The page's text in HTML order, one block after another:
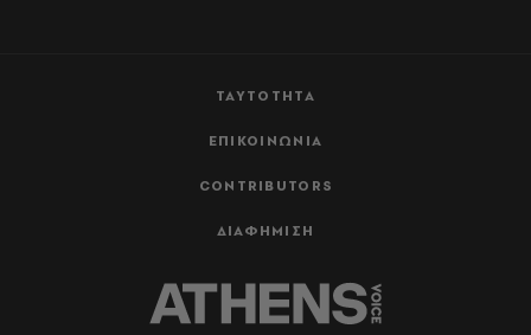
ΤΑΥΤΟΤΗΤΑ
ΕΠΙΚΟΙΝΩΝΙΑ
CONTRIBUTORS
ΔΙΑΦΗΜΙΣΗ